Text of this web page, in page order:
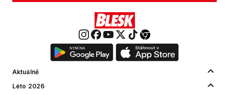
Aktuálně
Léto 2026